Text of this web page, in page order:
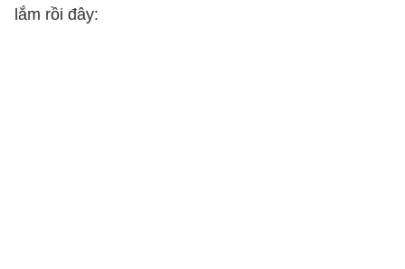
lắm rồi đây: